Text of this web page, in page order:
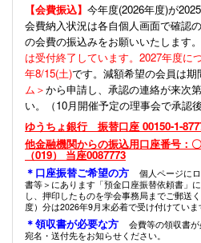
【会費振込】 今年度(2026年度)が
会費納入状況は各自個人画面で確認
の会費の振込みをお願いいたします。
は受付終了しています。2027年度に
年8/15(土)です。減額希望の会員は期
ム＞から申請し、承認の連絡が来次
い。（10月開催予定の理事会で承認
ゆうちょ銀行 振替口座 00150-1-
他金融機関からの振込用口座番号：
（019） 当座0087773
＊口座振替ご希望の方
個人ページに
書等＞にあります「預金口座振替依頼書」
し、押印したものを学会事務局までご郵送
度）分は2026年9月末必着で受け付けていま
＊領収書が必要な方
会費等の領収書
宛名・送付先をお知らせください。